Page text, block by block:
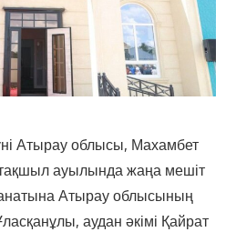
Атырау облысы, Махамбет
ауылында жаңа мешіт
Атырау облысының
аудан әкімі Қайрат